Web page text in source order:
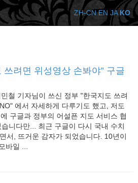
쓰려면 위성영상 손봐야” 구글
철 기자님이 쓰신 정부 "한국지도 쓰려
에서 자세하게 다루기도 했고, 저도
구글과 정부의 어설픈 지도 서비스 협
니다만... 최근 구글이 다시 국내 수치
서, 뜨거운 감자가 되었습니다. 10년이
바일 ...
ZH-CN EN JA KO